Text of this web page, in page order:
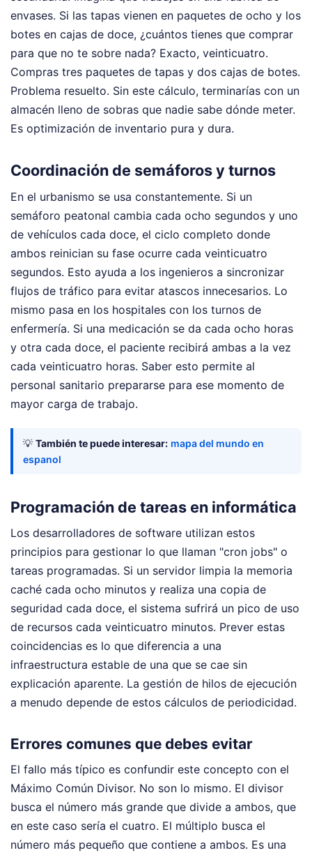
envases. Si las tapas vienen en paquetes de ocho y los
botes en cajas de doce, ¿cuántos tienes que comprar
para que no te sobre nada? Exacto, veinticuatro.
Compras tres paquetes de tapas y dos cajas de botes.
Problema resuelto. Sin este cálculo, terminarías con un
almacén lleno de sobras que nadie sabe dónde meter.
Es optimización de inventario pura y dura.
Coordinación de semáforos y turnos
En el urbanismo se usa constantemente. Si un
semáforo peatonal cambia cada ocho segundos y uno
de vehículos cada doce, el ciclo completo donde
ambos reinician su fase ocurre cada veinticuatro
segundos. Esto ayuda a los ingenieros a sincronizar
flujos de tráfico para evitar atascos innecesarios. Lo
mismo pasa en los hospitales con los turnos de
enfermería. Si una medicación se da cada ocho horas
y otra cada doce, el paciente recibirá ambas a la vez
cada veinticuatro horas. Saber esto permite al
personal sanitario prepararse para ese momento de
mayor carga de trabajo.
💡 También te puede interesar: mapa del mundo en
espanol
Programación de tareas en informática
Los desarrolladores de software utilizan estos
principios para gestionar lo que llaman "cron jobs" o
tareas programadas. Si un servidor limpia la memoria
caché cada ocho minutos y realiza una copia de
seguridad cada doce, el sistema sufrirá un pico de uso
de recursos cada veinticuatro minutos. Prever estas
coincidencias es lo que diferencia a una
infraestructura estable de una que se cae sin
explicación aparente. La gestión de hilos de ejecución
a menudo depende de estos cálculos de periodicidad.
Errores comunes que debes evitar
El fallo más típico es confundir este concepto con el
Máximo Común Divisor. No son lo mismo. El divisor
busca el número más grande que divide a ambos, que
en este caso sería el cuatro. El múltiplo busca el
número más pequeño que contiene a ambos. Es una